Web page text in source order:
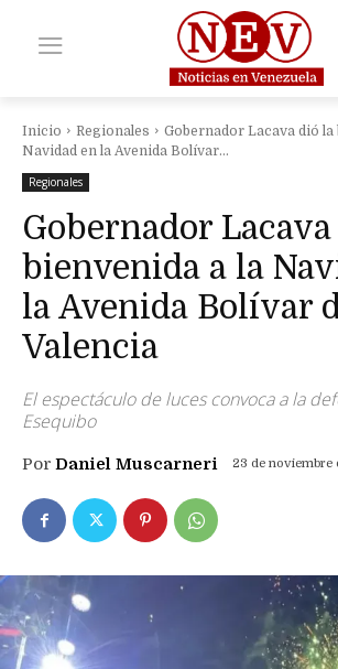
Inicio Regionales
Gobernador Lacava dió la
Navidad en la Avenida Bolívar...
Regionales
Gobernador
bienvenida a la
la Avenida Bolívar
Valencia
El espectáculo de luces convoca a la
Esequibo
Por Daniel Muscarneri 23 de noviembre